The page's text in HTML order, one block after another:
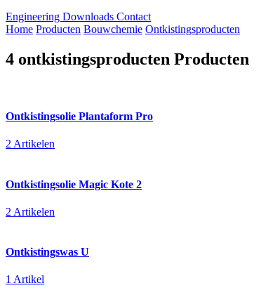
Engineering Downloads Contact
Home Producten Bouwchemie Ontkistingsproducten
4 ontkistingsproducten Producten
Ontkistingsolie Plantaform Pro
2 Artikelen
Ontkistingsolie Magic Kote 2
2 Artikelen
Ontkistingswas U
1 Artikel